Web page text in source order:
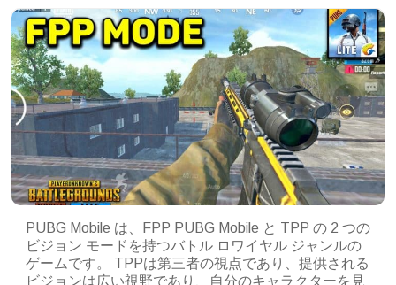
PUBG Mobile は、FPP PUBG Mobile と TPP の 2 つの
ビジョン モードを持つバトル ロワイヤル ジャンルの
ゲームです。 TPPは第三者の視点であり、提供される
ビジョンは広い視野であり、自分のキャラクターを見